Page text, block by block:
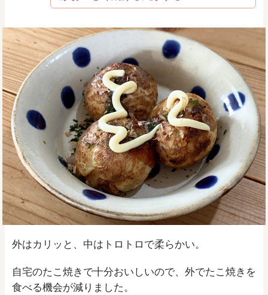
外はカリッと、中はトロトロで柔らかい。
自宅のたこ焼きで十分おいしいので、外でたこ焼きを
食べる機会が減りました。